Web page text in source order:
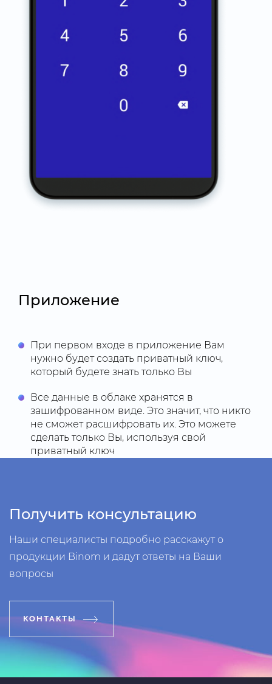
Приложение
При первом входе в приложение Вам
нужно будет создать приватный ключ,
который будете знать только Вы
Все данные в облаке хранятся в
зашифрованном виде. Это значит, что никто
не сможет расшифровать их. Это можете
сделать только Вы, используя свой
приватный ключ
Получить консультацию
Наши специалисты подробно расскажут о
продукции Binom и дадут ответы на Ваши
вопросы
КОНТАКТЫ